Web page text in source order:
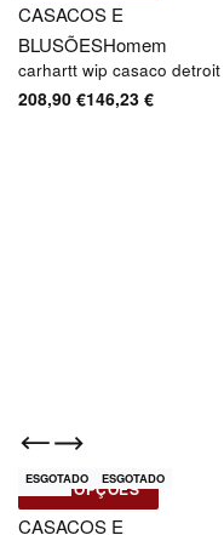
CASACOS E
BLUSÕESHomem
carhartt wip casaco detroit
208,90 €146,23 €
Novo -30% OFF
ESGOTADO ESGOTADO
VER OPÇÕES
Dickies
CASACOS E